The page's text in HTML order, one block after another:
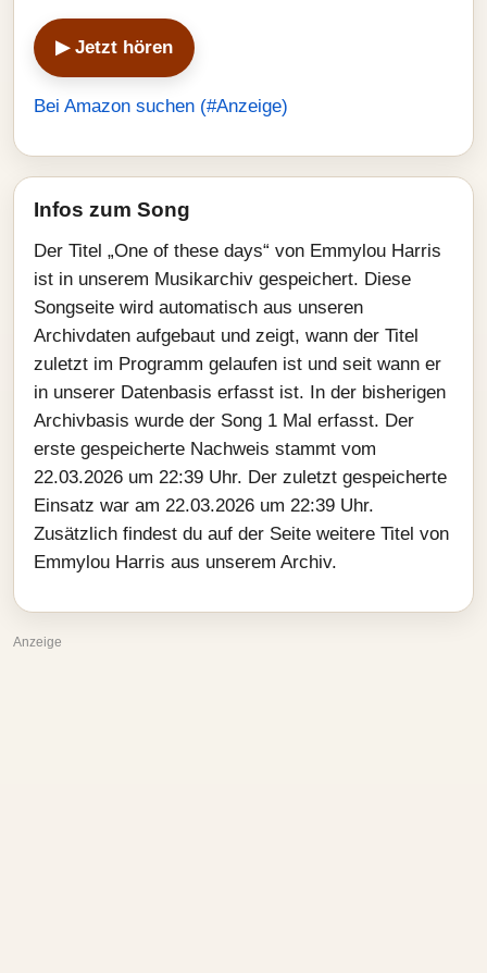
▶ Jetzt hören
Bei Amazon suchen (#Anzeige)
Infos zum Song
Der Titel „One of these days“ von Emmylou Harris
ist in unserem Musikarchiv gespeichert. Diese
Songseite wird automatisch aus unseren
Archivdaten aufgebaut und zeigt, wann der Titel
zuletzt im Programm gelaufen ist und seit wann er
in unserer Datenbasis erfasst ist. In der bisherigen
Archivbasis wurde der Song 1 Mal erfasst. Der
erste gespeicherte Nachweis stammt vom
22.03.2026 um 22:39 Uhr. Der zuletzt gespeicherte
Einsatz war am 22.03.2026 um 22:39 Uhr.
Zusätzlich findest du auf der Seite weitere Titel von
Emmylou Harris aus unserem Archiv.
Anzeige